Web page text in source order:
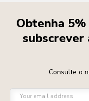
Obtenha
subscrever
Consulte o
Your email address